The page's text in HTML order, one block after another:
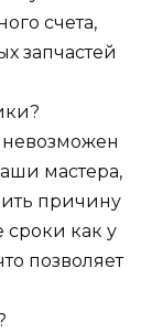
счета,
запчастей
невозможен
мастера,
причину
как у
позволяет